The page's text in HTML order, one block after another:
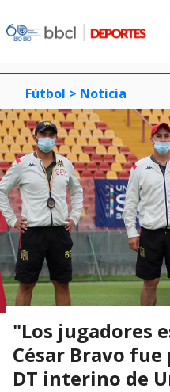
Fútbol > Noticia
"Los jugadores
César Bravo
DT interino de